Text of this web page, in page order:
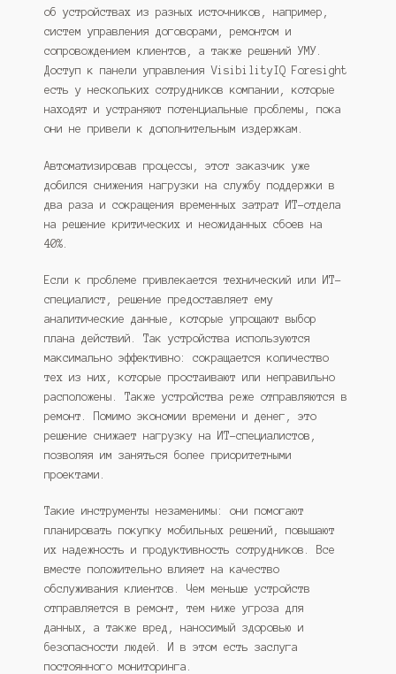
об устройствах из разных источников, например,
систем управления договорами, ремонтом и
сопровождением клиентов, а также решений УМУ.
Доступ к панели управления VisibilityIQ Foresight
есть у нескольких сотрудников компании, которые
находят и устраняют потенциальные проблемы, пока
они не привели к дополнительным издержкам.
Автоматизировав процессы, этот заказчик уже
добился снижения нагрузки на службу поддержки в
два раза и сокращения временных затрат ИТ-отдела
на решение критических и неожиданных сбоев на
40%.
Если к проблеме привлекается технический или ИТ-
специалист, решение предоставляет ему
аналитические данные, которые упрощают выбор
плана действий. Так устройства используются
максимально эффективно: сокращается количество
тех из них, которые простаивают или неправильно
расположены. Также устройства реже отправляются в
ремонт. Помимо экономии времени и денег, это
решение снижает нагрузку на ИТ-специалистов,
позволяя им заняться более приоритетными
проектами.
Такие инструменты незаменимы: они помогают
планировать покупку мобильных решений, повышают
их надежность и продуктивность сотрудников. Все
вместе положительно влияет на качество
обслуживания клиентов. Чем меньше устройств
отправляется в ремонт, тем ниже угроза для
данных, а также вред, наносимый здоровью и
безопасности людей. И в этом есть заслуга
постоянного мониторинга.